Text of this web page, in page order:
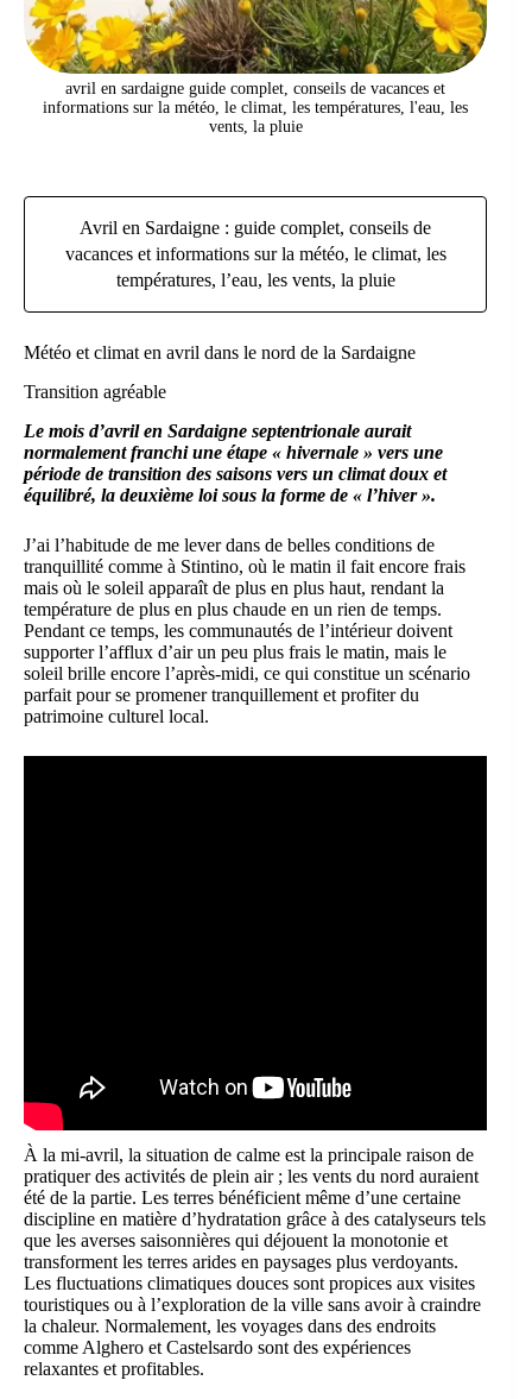
avril en sardaigne guide complet, conseils de vacances et
informations sur la météo, le climat, les températures, l'eau, les
vents, la pluie
Avril en Sardaigne : guide complet, conseils de
vacances et informations sur la météo, le climat, les
températures, l’eau, les vents, la pluie
Météo et climat en avril dans le nord de la Sardaigne
Transition agréable
Le mois d’avril en Sardaigne septentrionale aurait
normalement franchi une étape « hivernale » vers une
période de transition des saisons vers un climat doux et
équilibré, la deuxième loi sous la forme de « l’hiver ».
J’ai l’habitude de me lever dans de belles conditions de
tranquillité comme à Stintino, où le matin il fait encore frais
mais où le soleil apparaît de plus en plus haut, rendant la
température de plus en plus chaude en un rien de temps.
Pendant ce temps, les communautés de l’intérieur doivent
supporter l’afflux d’air un peu plus frais le matin, mais le
soleil brille encore l’après-midi, ce qui constitue un scénario
parfait pour se promener tranquillement et profiter du
patrimoine culturel local.
À la mi-avril, la situation de calme est la principale raison de
pratiquer des activités de plein air ; les vents du nord auraient
été de la partie. Les terres bénéficient même d’une certaine
discipline en matière d’hydratation grâce à des catalyseurs tels
que les averses saisonnières qui déjouent la monotonie et
transforment les terres arides en paysages plus verdoyants.
Les fluctuations climatiques douces sont propices aux visites
touristiques ou à l’exploration de la ville sans avoir à craindre
la chaleur. Normalement, les voyages dans des endroits
comme Alghero et Castelsardo sont des expériences
relaxantes et profitables.